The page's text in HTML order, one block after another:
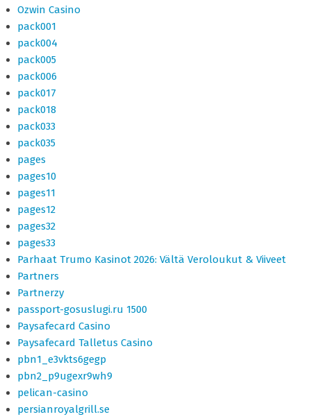
Ozwin Casino
pack001
pack004
pack005
pack006
pack017
pack018
pack033
pack035
pages
pages10
pages11
pages12
pages32
pages33
Parhaat Trumo Kasinot 2026: Vältä Veroloukut & Viiveet
Partners
Partnerzy
passport-gosuslugi.ru 1500
Paysafecard Casino
Paysafecard Talletus Casino
pbn1_e3vkts6gegp
pbn2_p9ugexr9wh9
pelican-casino
persianroyalgrill.se